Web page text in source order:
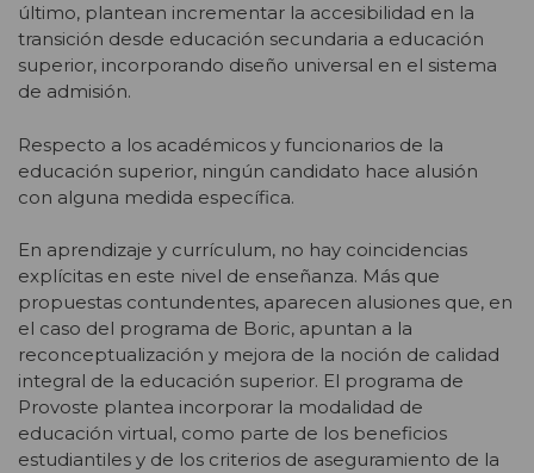
último, plantean incrementar la accesibilidad en la
transición desde educación secundaria a educación
superior, incorporando diseño universal en el sistema
de admisión.
Respecto a los académicos y funcionarios de la
educación superior, ningún candidato hace alusión
con alguna medida específica.
En aprendizaje y currículum, no hay coincidencias
explícitas en este nivel de enseñanza. Más que
propuestas contundentes, aparecen alusiones que, en
el caso del programa de Boric, apuntan a la
reconceptualización y mejora de la noción de calidad
integral de la educación superior. El programa de
Provoste plantea incorporar la modalidad de
educación virtual, como parte de los beneficios
estudiantiles y de los criterios de aseguramiento de la